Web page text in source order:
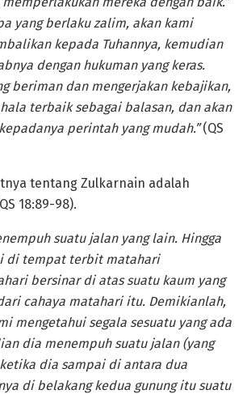
yang berlaku zalim, akan kami
kepada Tuhannya, kemudian
dengan hukuman yang keras.
beriman dan mengerjakan kebajikan,
terbaik sebagai balasan, dan akan
perintah yang mudah.”(QS
tentang Zulkarnain adalah
18:89-98).
suatu jalan yang lain. Hingga
di tempat terbit matahari
bersinar di atas suatu kaum yang
cahaya matahari itu. Demikianlah,
mengetahui segala sesuatu yang ada
dia menempuh suatu jalan (yang
dia sampai di antara dua
di belakang kedua gunung itu suatu